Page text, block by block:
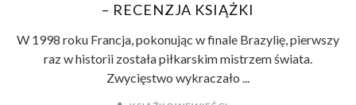
– RECENZJA KSIĄŻKI
W 1998 roku Francja, pokonując w finale Brazylię, pierwszy
raz w historii została piłkarskim mistrzem świata.
Zwycięstwo wykraczało ...